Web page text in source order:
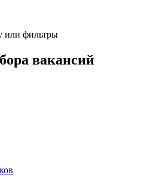
или фильтры
вакансий